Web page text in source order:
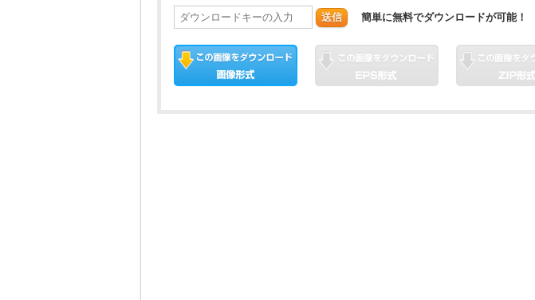
送信 簡単に無料でダウンロードが可能！